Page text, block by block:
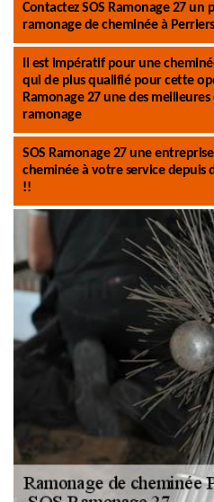
Contactez SOS Ramonage 27 un
ramonage de cheminée à
Il est impératif pour une
qui de plus qualifié pour cette
Ramonage 27 une des
ramonage
SOS Ramonage 27 une
cheminée à votre service depuis
!!